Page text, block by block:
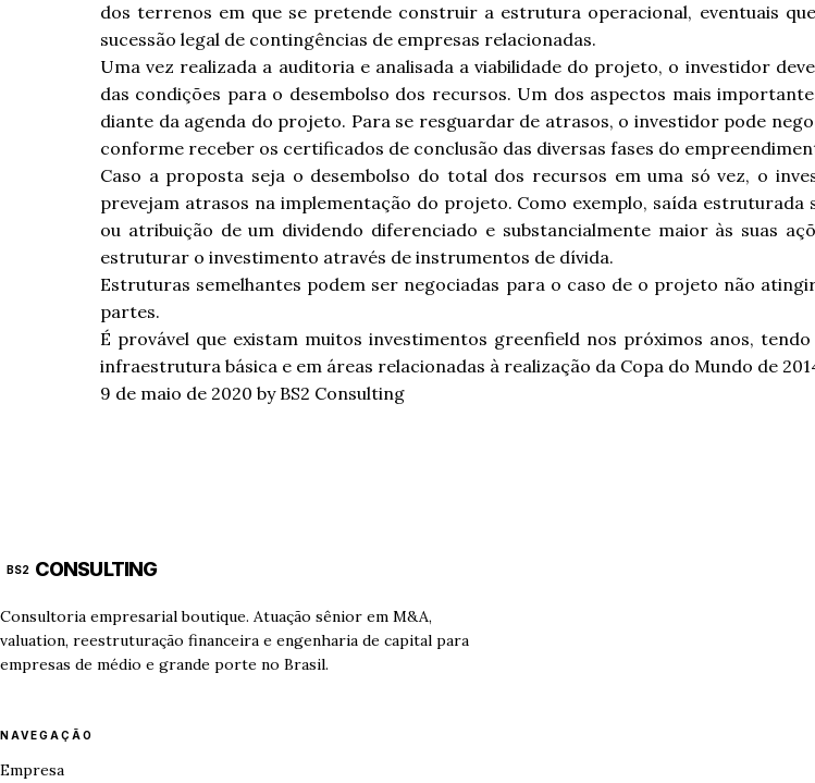
dos terrenos em que se pretende construir a estrutura operacional, eventuais
sucessão legal de contingências de empresas relacionadas.
Uma vez realizada a auditoria e analisada a viabilidade do projeto, o investidor
das condições para o desembolso dos recursos. Um dos aspectos mais
diante da agenda do projeto. Para se resguardar de atrasos, o investidor pode
conforme receber os certificados de conclusão das diversas fases do
Caso a proposta seja o desembolso do total dos recursos em uma só vez, o
prevejam atrasos na implementação do projeto. Como exemplo, saída
ou atribuição de um dividendo diferenciado e substancialmente maior às suas
estruturar o investimento através de instrumentos de dívida.
Estruturas semelhantes podem ser negociadas para o caso de o projeto não
partes.
É provável que existam muitos investimentos greenfield nos próximos anos,
infraestrutura básica e em áreas relacionadas à realização da Copa do Mundo de
9 de maio de 2020 by BS2 Consulting
BS2 CONSULTING
Consultoria empresarial boutique. Atuação sênior em M&A,
valuation, reestruturação financeira e engenharia de capital para
empresas de médio e grande porte no Brasil.
NAVEGAÇÃO
Empresa